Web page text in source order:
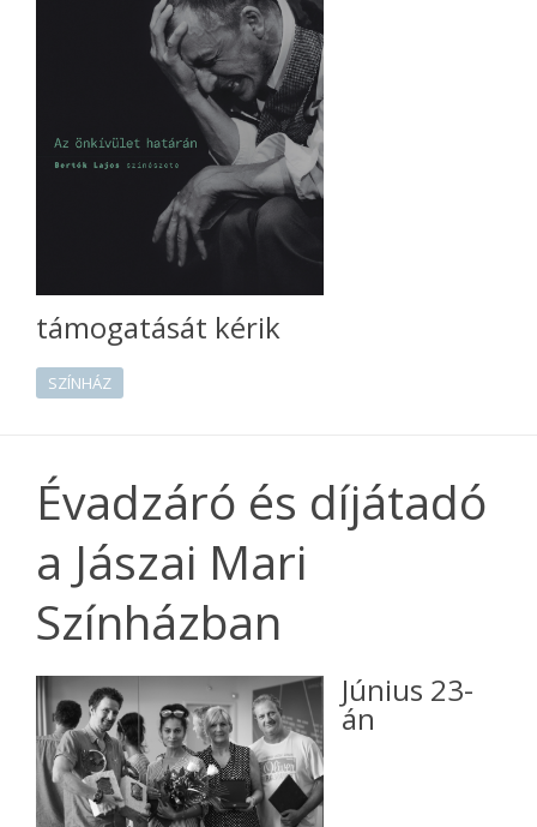
támogatását kérik
SZÍNHÁZ
Évadzáró és díjátadó
a Jászai Mari
Színházban
Június 23-
án